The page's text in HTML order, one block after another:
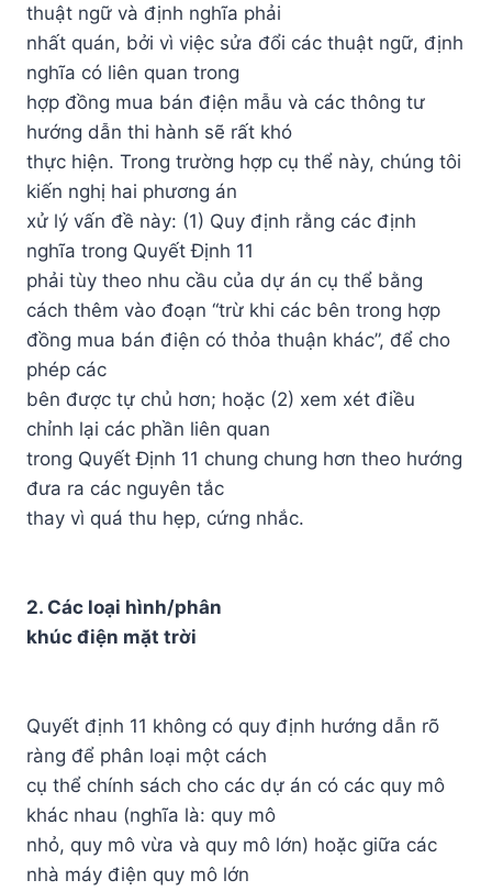
thuật ngữ và định nghĩa phải
nhất quán, bởi vì việc sửa đổi các thuật ngữ, định
nghĩa có liên quan trong
hợp đồng mua bán điện mẫu và các thông tư
hướng dẫn thi hành sẽ rất khó
thực hiện. Trong trường hợp cụ thể này, chúng tôi
kiến nghị hai phương án
xử lý vấn đề này: (1) Quy định rằng các định
nghĩa trong Quyết Định 11
phải tùy theo nhu cầu của dự án cụ thể bằng
cách thêm vào đoạn “trừ khi các bên trong hợp
đồng mua bán điện có thỏa thuận khác”, để cho
phép các
bên được tự chủ hơn; hoặc (2) xem xét điều
chỉnh lại các phần liên quan
trong Quyết Định 11 chung chung hơn theo hướng
đưa ra các nguyên tắc
thay vì quá thu hẹp, cứng nhắc.
2. Các loại hình/phân
khúc điện mặt trời
Quyết định 11 không có quy định hướng dẫn rõ
ràng để phân loại một cách
cụ thể chính sách cho các dự án có các quy mô
khác nhau (nghĩa là: quy mô
nhỏ, quy mô vừa và quy mô lớn) hoặc giữa các
nhà máy điện quy mô lớn